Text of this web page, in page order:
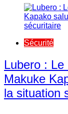
Sécurité
Lubero :
Makuke
la situation